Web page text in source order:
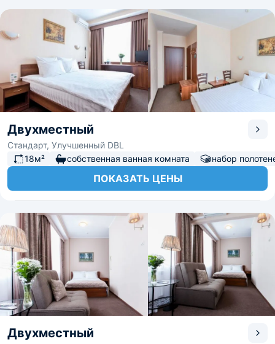
Двухместный
Стандарт, Улучшенный DBL
18м²
собственная ванная комната набор
ПОКАЗАТЬ ЦЕНЫ
Двухместный